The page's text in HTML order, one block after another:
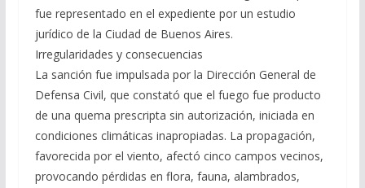
fue representado en el expediente por un estudio
jurídico de la Ciudad de Buenos Aires.
Irregularidades y consecuencias
La sanción fue impulsada por la Dirección General de
Defensa Civil, que constató que el fuego fue producto
de una quema prescripta sin autorización, iniciada en
condiciones climáticas inapropiadas. La propagación,
favorecida por el viento, afectó cinco campos vecinos,
provocando pérdidas en flora, fauna, alambrados,